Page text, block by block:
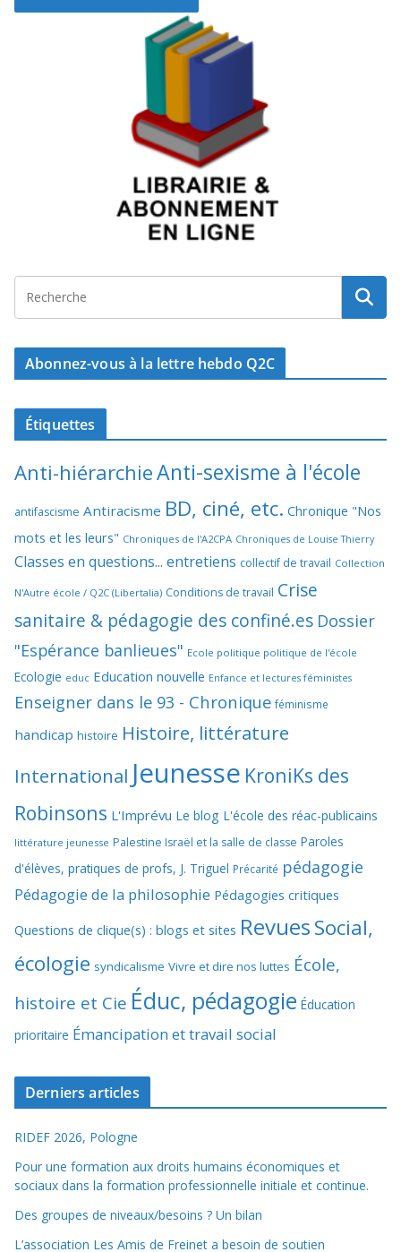
Abonnez-vous à la lettre hebdo Q2C
Étiquettes
Anti-hiérarchieAnti-sexisme à l'école
antifascisme Antiracisme BD, ciné, etc. Chronique "Nos
mots et les leurs" Chroniques de l'A2CPA Chroniques de Louise Thierry
Classes en questions... entretiens collectif de travail Collection
N'Autre école / Q2C (Libertalia) Conditions de travail Crise
sanitaire & pédagogie des confiné.es Dossier
"Espérance banlieues" Ecole politique politique de l'école
Ecologie educ Education nouvelle Enfance et lectures féministes
Enseigner dans le 93 - Chronique féminisme
handicap histoire Histoire, littérature
International Jeunesse KroniKs des
Robinsons L'Imprévu Le blog L'école des réac-publicains
littérature jeunesse Palestine Israël et la salle de classe Paroles
d'élèves, pratiques de profs, J. Triguel Précarité pédagogie
Pédagogie de la philosophie Pédagogies critiques
Questions de clique(s) : blogs et sites RevuesSocial,
écologie syndicalisme Vivre et dire nos luttes École,
histoire et Cie Éduc, pédagogie Éducation
prioritaire Émancipation et travail social
Derniers articles
RIDEF 2026, Pologne
Pour une formation aux droits humains économiques et
sociaux dans la formation professionnelle initiale et continue.
Des groupes de niveaux/besoins ? Un bilan
L’association Les Amis de Freinet a besoin de soutien